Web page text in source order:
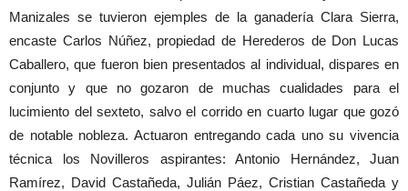
Manizales se tuvieron ejemples de la ganadería Clara Sierra,
encaste Carlos Núñez, propiedad de Herederos de Don Lucas
Caballero, que fueron bien presentados al individual, dispares en
conjunto y que no gozaron de muchas cualidades para el
lucimiento del sexteto, salvo el corrido en cuarto lugar que gozó
de notable nobleza. Actuaron entregando cada uno su vivencia
técnica los Novilleros aspirantes: Antonio Hernández, Juan
Ramírez, David Castañeda, Julián Páez, Cristian Castañeda y